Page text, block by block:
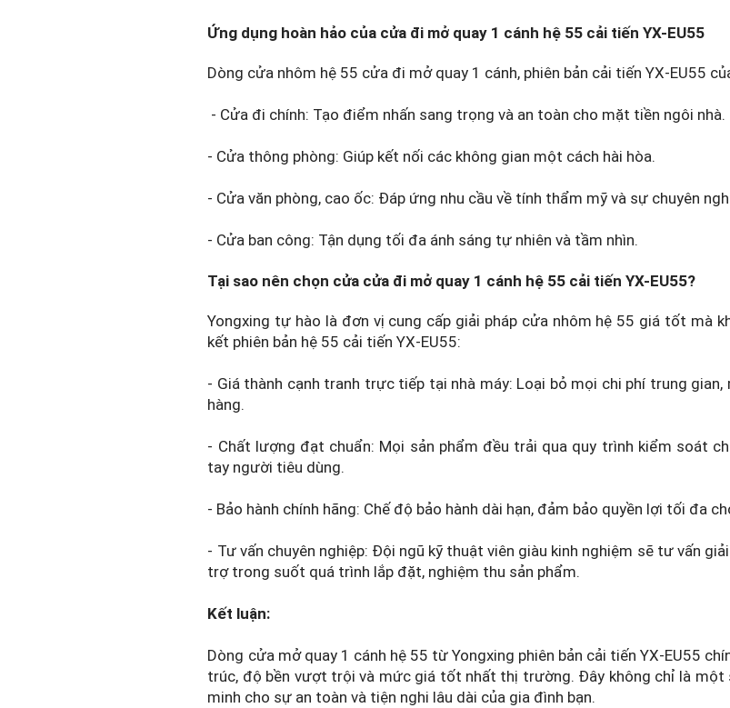
Ứng dụng hoàn hảo của cửa đi mở quay 1 cánh hệ 55 cải tiến YX-EU55
Dòng cửa nhôm hệ 55 cửa đi mở quay 1 cánh, phiên bản cải tiến YX-EU55
- Cửa đi chính: Tạo điểm nhấn sang trọng và an toàn cho mặt tiền ngôi nhà.
- Cửa thông phòng: Giúp kết nối các không gian một cách hài hòa.
- Cửa văn phòng, cao ốc: Đáp ứng nhu cầu về tính thẩm mỹ và sự chuyên
- Cửa ban công: Tận dụng tối đa ánh sáng tự nhiên và tầm nhìn.
Tại sao nên chọn cửa cửa đi mở quay 1 cánh hệ 55 cải tiến YX-EU55?
Yongxing tự hào là đơn vị cung cấp giải pháp cửa nhôm hệ 55 giá tốt mà
kết phiên bản hệ 55 cải tiến YX-EU55:
- Giá thành cạnh tranh trực tiếp tại nhà máy: Loại bỏ mọi chi phí trung
hàng.
- Chất lượng đạt chuẩn: Mọi sản phẩm đều trải qua quy trình kiểm soát
tay người tiêu dùng.
- Bảo hành chính hãng: Chế độ bảo hành dài hạn, đảm bảo quyền lợi tối đa
- Tư vấn chuyên nghiệp: Đội ngũ kỹ thuật viên giàu kinh nghiệm sẽ tư vấn
trợ trong suốt quá trình lắp đặt, nghiệm thu sản phẩm.
Kết luận:
Dòng cửa mở quay 1 cánh hệ 55 từ Yongxing phiên bản cải tiến YX-EU55
trúc, độ bền vượt trội và mức giá tốt nhất thị trường. Đây không chỉ là một
minh cho sự an toàn và tiện nghi lâu dài của gia đình bạn.